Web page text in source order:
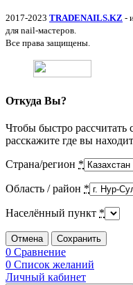
2017-2023 TRADENAILS.KZ -
для nail-мастеров.
Все права защищены.
Откуда Вы?
Чтобы быстро рассчитать
расскажите где вы
Страна/регион *
Область / район *
Населённый пункт *
Отмена Сохранить
0 Сравнение
0 Список желаний
Личный кабинет